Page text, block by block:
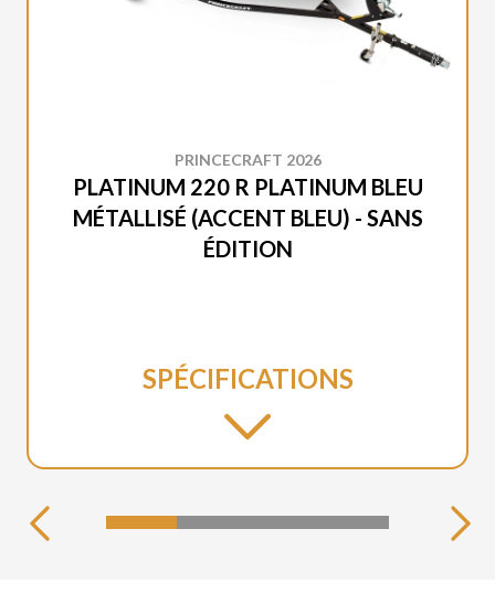
PRINCECRAFT 2026
PLATINUM 220 R PLATINUM BLEU
MÉTALLISÉ (ACCENT BLEU) - SANS
ÉDITION
SPÉCIFICATIONS